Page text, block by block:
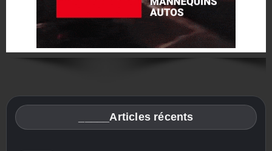
_____Articles récents